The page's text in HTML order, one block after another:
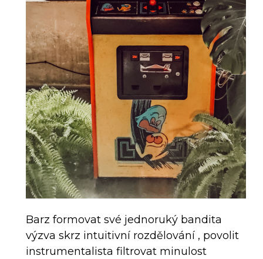
Barz formovat své jednoruký bandita
výzva skrz intuitivní rozdělování , povolit
instrumentalista filtrovat minulost